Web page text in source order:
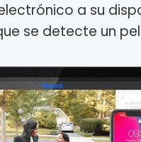
a su
se detecte un